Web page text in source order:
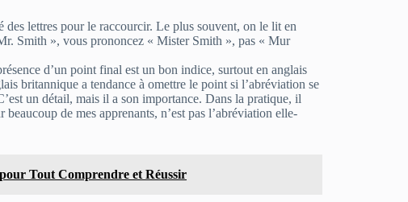
lettres pour le raccourcir. Le plus souvent, on le lit en
Smith », vous prononcez « Mister Smith », pas « Mur
d’un point final est un bon indice, surtout en anglais
britannique a tendance à omettre le point si l’abréviation se
un détail, mais il a son importance. Dans la pratique, il
de mes apprenants, n’est pas l’abréviation elle-
Tout Comprendre et Réussir